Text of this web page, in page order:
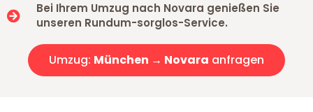
Bei Ihrem Umzug nach Novara genießen Sie
unseren Rundum-sorglos-Service.
Umzug: München → Novara anfragen